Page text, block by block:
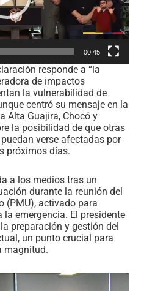
00:45
responde a “la
de impactos
la vulnerabilidad de
centró su mensaje en la
Alta Guajira, Chocó y
la posibilidad de que otras
verse afectadas por
próximos días.
a los medios tras un
durante la reunión del
(PMU), activado para
emergencia. El presidente
preparación y gestión del
un punto crucial para
magnitud.